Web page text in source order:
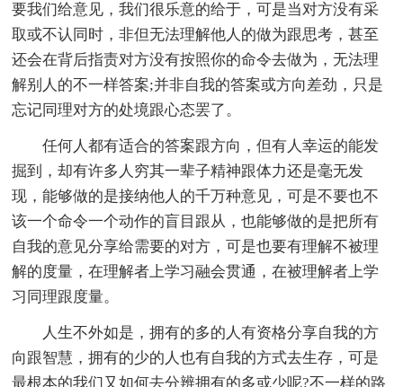
要我们给意见，我们很乐意的给于，可是当对方没有采
取或不认同时，非但无法理解他人的做为跟思考，甚至
还会在背后指责对方没有按照你的命令去做为，无法理
解别人的不一样答案;并非自我的答案或方向差劲，只是
忘记同理对方的处境跟心态罢了。
任何人都有适合的答案跟方向，但有人幸运的能发
掘到，却有许多人穷其一辈子精神跟体力还是毫无发
现，能够做的是接纳他人的千万种意见，可是不要也不
该一个命令一个动作的盲目跟从，也能够做的是把所有
自我的意见分享给需要的对方，可是也要有理解不被理
解的度量，在理解者上学习融会贯通，在被理解者上学
习同理跟度量。
人生不外如是，拥有的多的人有资格分享自我的方
向跟智慧，拥有的少的人也有自我的方式去生存，可是
最根本的我们又如何去分辨拥有的多或少呢?不一样的路